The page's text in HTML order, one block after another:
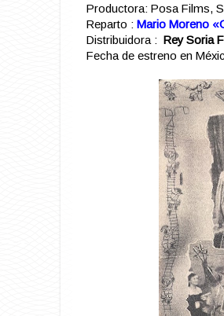
Productora: Posa Films,
Reparto : Mario Moreno
Distribuidora : Rey Soria
Fecha de estreno en